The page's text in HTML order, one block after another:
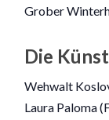
Grober
Die
Wehwalt
Laura Paloma